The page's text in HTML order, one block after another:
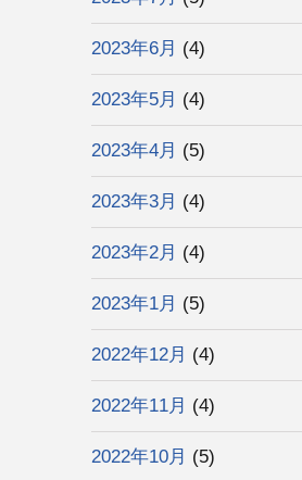
2023年6月 (4)
2023年5月 (4)
2023年4月 (5)
2023年3月 (4)
2023年2月 (4)
2023年1月 (5)
2022年12月 (4)
2022年11月 (4)
2022年10月 (5)